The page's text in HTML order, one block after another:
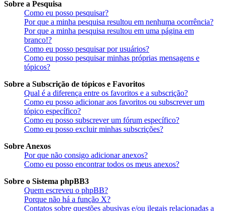
Sobre a Pesquisa
Como eu posso pesquisar?
Por que a minha pesquisa resultou em nenhuma ocorrência?
Por que a minha pesquisa resultou em uma página em
branco!?
Como eu posso pesquisar por usuários?
Como eu posso pesquisar minhas próprias mensagens e
tópicos?
Sobre a Subscrição de tópicos e Favoritos
Qual é a diferença entre os favoritos e a subscrição?
Como eu posso adicionar aos favoritos ou subscrever um
tópico específico?
Como eu posso subscrever um fórum específico?
Como eu posso excluir minhas subscrições?
Sobre Anexos
Por que não consigo adicionar anexos?
Como eu posso encontrar todos os meus anexos?
Sobre o Sistema phpBB3
Quem escreveu o phpBB?
Porque não há a função X?
Contatos sobre questões abusivas e/ou ilegais relacionadas a